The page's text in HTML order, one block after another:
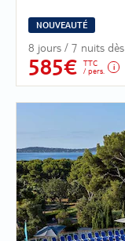
NOUVEAUTÉ
8 jours / 7 nuits dès
585€
TTC
/ pers.